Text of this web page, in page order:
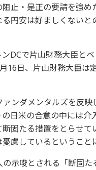
止・是正の要請を強
円安は好ましくない
DCで片山財務大臣と
16日、片山財務大臣は
ァンダメンタルズを反
日米の合意の中には
固たる措置をとらせ
慮しているということ
示唆とされる「断固